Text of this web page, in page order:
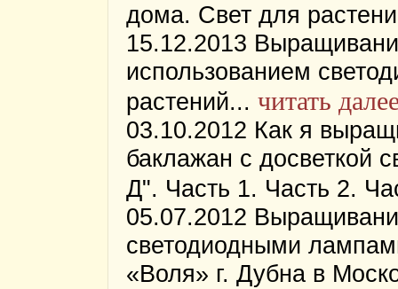
дома. Свет для
15.12.2013
использованием
растений... читать
03.10.2012 Как я
баклажан с досветкой
Д". Часть 1. Часть 2.
05.07.2012
светодиодными
«Воля» г. Дубна в